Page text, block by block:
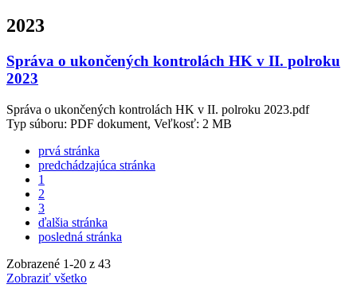
2023
Správa o ukončených kontrolách HK v II. polroku
2023
Správa o ukončených kontrolách HK v II. polroku 2023.pdf
Typ súboru: PDF dokument, Veľkosť: 2 MB
prvá stránka
predchádzajúca stránka
1
2
3
ďalšia stránka
posledná stránka
Zobrazené 1-20 z 43
Zobraziť všetko